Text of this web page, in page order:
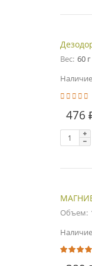
Вес: 60 г
476
Объем: